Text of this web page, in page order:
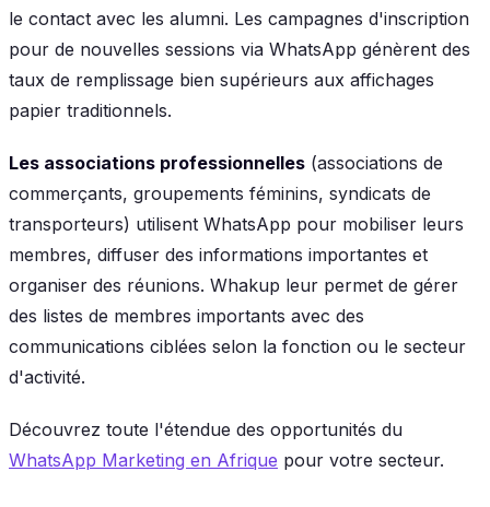
le contact avec les alumni. Les campagnes d'inscription
pour de nouvelles sessions via WhatsApp génèrent des
taux de remplissage bien supérieurs aux affichages
papier traditionnels.
Les associations professionnelles (associations de
commerçants, groupements féminins, syndicats de
transporteurs) utilisent WhatsApp pour mobiliser leurs
membres, diffuser des informations importantes et
organiser des réunions. Whakup leur permet de gérer
des listes de membres importants avec des
communications ciblées selon la fonction ou le secteur
d'activité.
Découvrez toute l'étendue des opportunités du
WhatsApp Marketing en Afrique pour votre secteur.